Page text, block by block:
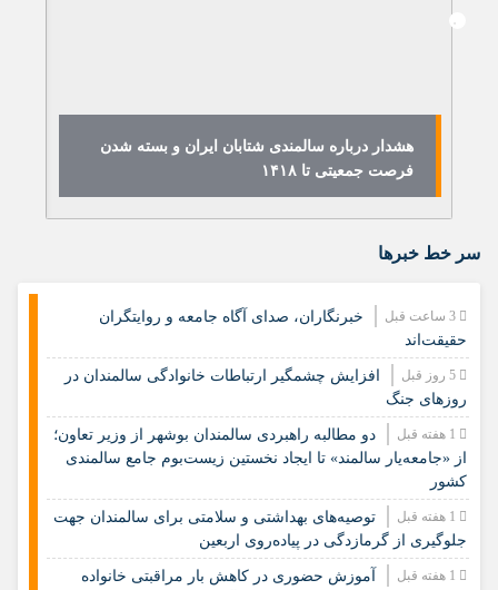
هشدار درباره سالمندی شتابان ایران و بسته شدن
فرصت جمعیتی تا ۱۴۱۸
سر خط خبرها
خبرنگاران، صدای آگاه جامعه و روایتگران
حقیقت‌اند
افزایش چشمگیر ارتباطات خانوادگی سالمندان در
روزهای جنگ
دو مطالبه راهبردی سالمندان بوشهر از وزیر تعاون؛
از «جامعه‌یار سالمند» تا ایجاد نخستین زیست‌بوم جامع سالمندی
کشور
️توصیه‌های بهداشتی و سلامتی برای سالمندان جهت
جلوگیری از گرمازدگی در پیاده‌روی اربعین
آموزش حضوری در کاهش بار مراقبتی خانواده